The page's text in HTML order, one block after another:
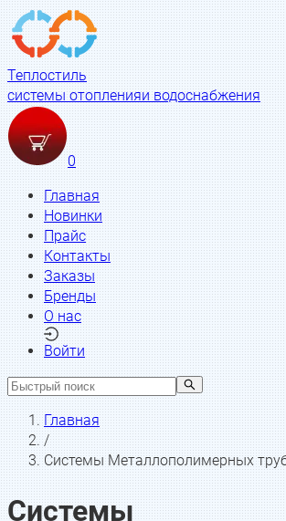
Теплостиль
системы отопленияи водоснабжения
0
Главная
Новинки
Прайс
Контакты
Заказы
Бренды
О нас
Войти
Главная
/
Системы Металлополимерных
Системы